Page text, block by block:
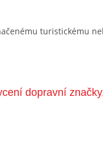
turistickému
dopravní